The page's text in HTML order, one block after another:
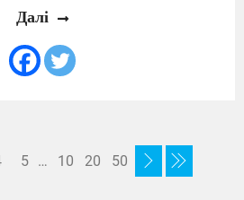
Далі
5 … 10 20 50